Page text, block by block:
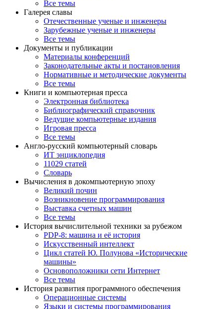
Все темы
Галерея славы
Отечественные ученые и инженеры
Зарубежные ученые и инженеры
Все темы
Документы и публикации
Материалы конференций
Законодательные акты и постановления
Нормативные и методические документы
Все темы
Книги и компьютерная пресса
Электронная библиотека
Библиографический справочник
Ведущие компьютерные издания
Игровая пресса
Все темы
Англо-русский компьютерный словарь
ИТ энциклопедия
11029 статей
Словарь
Вычисления в докомпьютерную эпоху
Великий почин
Возникновение программирования
Выставка счетных машин
Все темы
История вычислительной техники за рубежом
PDP-8: машина и её история
Искусственный интеллект
Цикл статей Ю. Полунова «Исторические
машины»
Основоположники сети Интернет
Все темы
История развития программного обеспечения
Операционные системы
Языки и системы программирования